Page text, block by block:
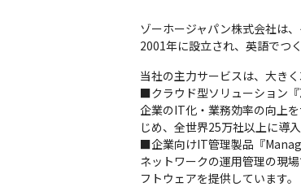
ゾーホージャパン株式会社は
2001年に設立され、英語でつ
当社の主力サービスは、大きく
■クラウド型ソリューション『
企業のIT化・業務効率の向上
じめ、全世界25万社以上に導
■企業向けIT管理製品『
ネットワークの運用管理の現
フトウェアを提供しています。